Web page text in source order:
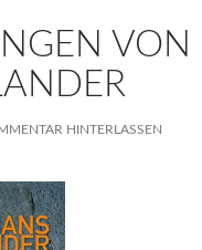
VON
HINTERLASSEN